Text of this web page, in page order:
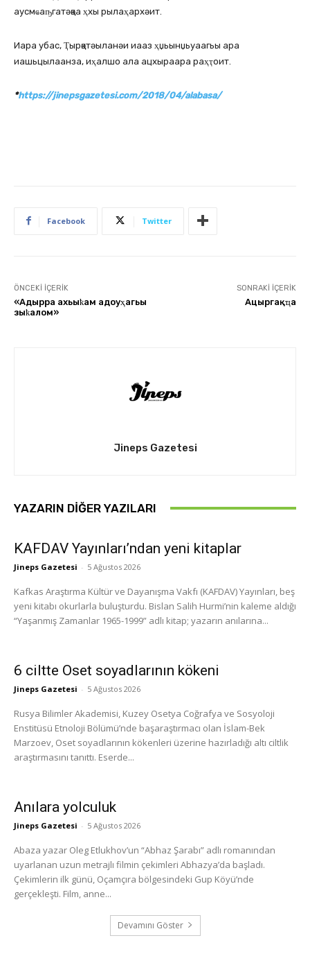
аусмҩаҧгатәқәа ҳхы рылаҳархәит.
Иара убас, Ҭырқәтәыланәи иааз ҳџьынџьуаагьы ара
иашьцылаанза, иҳалшо ала ацхыраара раҳҭоит.
*https://jinepsgazetesi.com/2018/04/alabasa/
Facebook Twitter
ÖNCEKI İÇERIK
«Адырра ахьыҟам адоуҳагьы
зыҟалом»
SONRAKI İÇERIK
Ацәыргақәҵа
Jineps Gazetesi
YAZARIN DIĞER YAZILARI
KAFDAV Yayınları’ndan yeni kitaplar
Jineps Gazetesi - 5 Ağustos 2026
Kafkas Araştırma Kültür ve Dayanışma Vakfı (KAFDAV) Yayınları, beş
yeni kitabı okurlarla buluşturdu. Bislan Salih Hurmi’nin kaleme aldığı
“Yaşanmış Zamanlar 1965-1999” adlı kitap; yazarın anılarına...
6 ciltte Oset soyadlarının kökeni
Jineps Gazetesi - 5 Ağustos 2026
Rusya Bilimler Akademisi, Kuzey Osetya Coğrafya ve Sosyoloji
Enstitüsü Etnoloji Bölümü’nde başaraştırmacı olan İslam-Bek
Marzoev, Oset soyadlarının kökenleri üzerine hazırladığı altı ciltlik
araştırmasını tanıttı. Eserde...
Anılara yolculuk
Jineps Gazetesi - 5 Ağustos 2026
Abaza yazar Oleg Etlukhov’un “Abhaz Şarabı” adlı romanından
uyarlanan uzun metrajlı filmin çekimleri Abhazya’da başladı.
Çekimlerin ilk günü, Oçamçıra bölgesindeki Gup Köyü’nde
gerçekleşti. Film, anne...
Devamını Göster